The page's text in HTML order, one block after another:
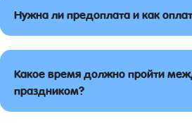
Нужна ли предоплата и как
Какое время должно пройти
праздником?